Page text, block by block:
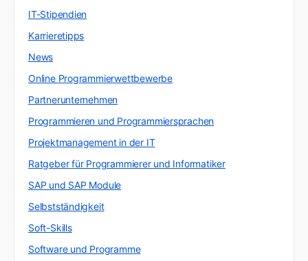
IT-Stipendien
Karrieretipps
News
Online Programmierwettbewerbe
Partnerunternehmen
Programmieren und Programmiersprachen
Projektmanagement in der IT
Ratgeber für Programmierer und Informatiker
SAP und SAP Module
Selbstständigkeit
Soft-Skills
Software und Programme